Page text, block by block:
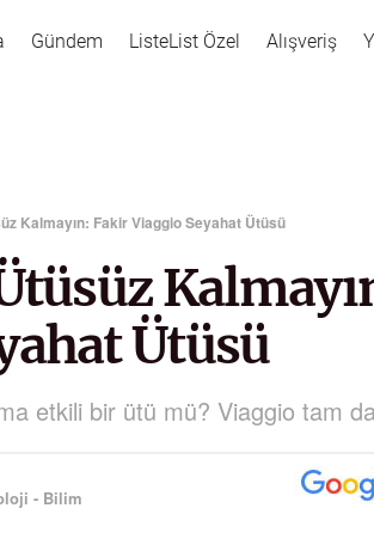
Gündem ListeList Özel Alışveriş
Kalmayın: Fakir Viaggio Seyahat Ütüsü
Ütüsü
etkili bir ütü mü? Viaggio tam
- Bilim